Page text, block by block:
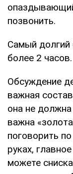
позвонить.
Самый долгий
более 2 часов.
Обсуждение
важная
она не
важна
поговорить
руках,
можете